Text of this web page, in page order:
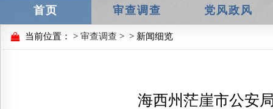
首页 审查调查 党风政风
当前位置： > 审查调查 > > 新闻细览
海西州茫崖市公安